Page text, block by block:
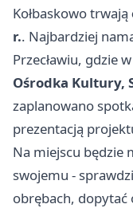
Kołbaskowo trwają
r.. Najbardziej
Przecławiu, gdzie
Ośrodka Kultury,
zaplanowano
prezentacją
Na miejscu będzie
swojemu -
obrębach, dopytać